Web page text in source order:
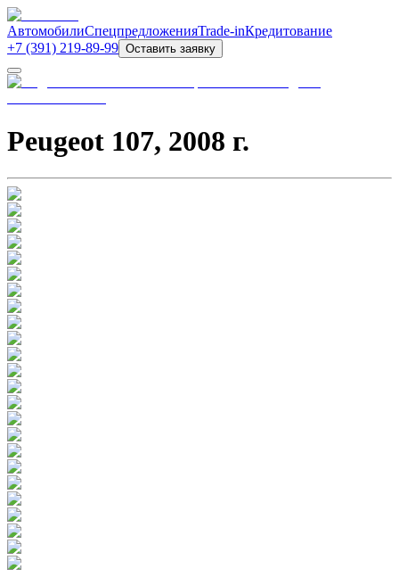
АвтомобилиСпецпредложенияTrade-inКредитование
+7 (391) 219-89-99 Оставить заявку
Peugeot 107, 2008 г.